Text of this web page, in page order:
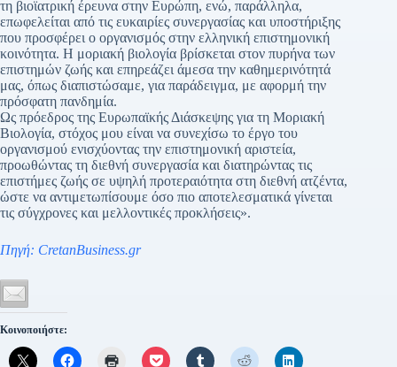
τη βιοϊατρική έρευνα στην Ευρώπη, ενώ, παράλληλα,
επωφελείται από τις ευκαιρίες συνεργασίας και υποστήριξης
που προσφέρει ο οργανισμός στην ελληνική επιστημονική
κοινότητα. Η μοριακή βιολογία βρίσκεται στον πυρήνα των
επιστημών ζωής και επηρεάζει άμεσα την καθημερινότητά
μας, όπως διαπιστώσαμε, για παράδειγμα, με αφορμή την
πρόσφατη πανδημία.
Ως πρόεδρος της Ευρωπαϊκής Διάσκεψης για τη Μοριακή
Βιολογία, στόχος μου είναι να συνεχίσω το έργο του
οργανισμού ενισχύοντας την επιστημονική αριστεία,
προωθώντας τη διεθνή συνεργασία και διατηρώντας τις
επιστήμες ζωής σε υψηλή προτεραιότητα στη διεθνή ατζέντα,
ώστε να αντιμετωπίσουμε όσο πιο αποτελεσματικά γίνεται
τις σύγχρονες και μελλοντικές προκλήσεις».
Πηγή: CretanBusiness.gr
Κοινοποιήστε: